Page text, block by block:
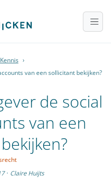
Kennis ›
van een sollicitant bekijken?
de social
van een
· Claire Huijts